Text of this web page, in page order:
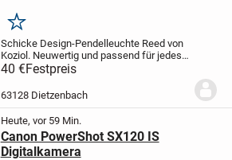
Merken
Schicke Design-Pendelleuchte Reed von
Koziol. Neuwertig und passend für jedes
Ambiente Die Lamellen machen das
Lichtspiel zum Hingucker.
Nichtraucherhaushalt, keine
TiereVersand gegen Erstattung...
40 €Festpreis
63128 Dietzenbach
Heute, vor 59 Min.
Canon PowerShot SX120 IS
Digitalkamera